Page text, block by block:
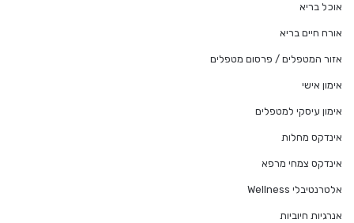
אוכל בריא
אורח חיים בריא
אזור המטפלים / פרסום מטפלים
אימון אישי
אימון עיסקי למטפלים
אינדקס מחלות
אינדקס צמחי מרפא
אלטרנטיבלי Wellness
אנרגיות חיוביות